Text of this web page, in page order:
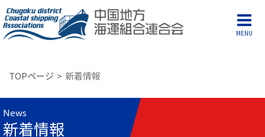
TOPページ 新着情報
News
新着情報
MENU